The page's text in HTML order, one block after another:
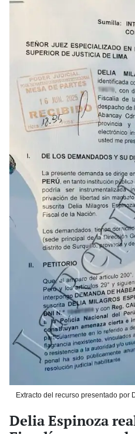
Extracto del recurso presentado por
Delia Espinoza